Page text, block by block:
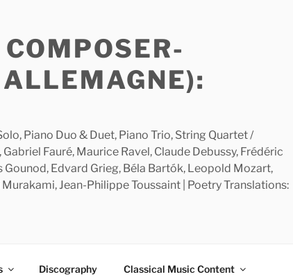
Piano Duo & Duet, Piano Trio, String Quartet /
Fauré, Maurice Ravel, Claude Debussy, Frédéric
Gounod, Edvard Grieg, Béla Bartók, Leopold Mozart,
Jean-Philippe Toussaint | Poetry Translations:
Discography Classical Music Content